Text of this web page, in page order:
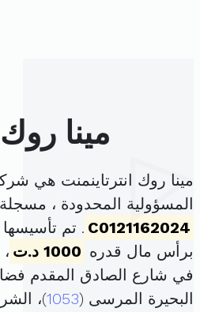
مينا
مينا روك انترتاينمنت هي
المسؤولية المحدودة ،
C0121162024
برأس مال قدره 1000 د.ت
في شارع الصادق المقدم
البحيرة المرسى (1053)،